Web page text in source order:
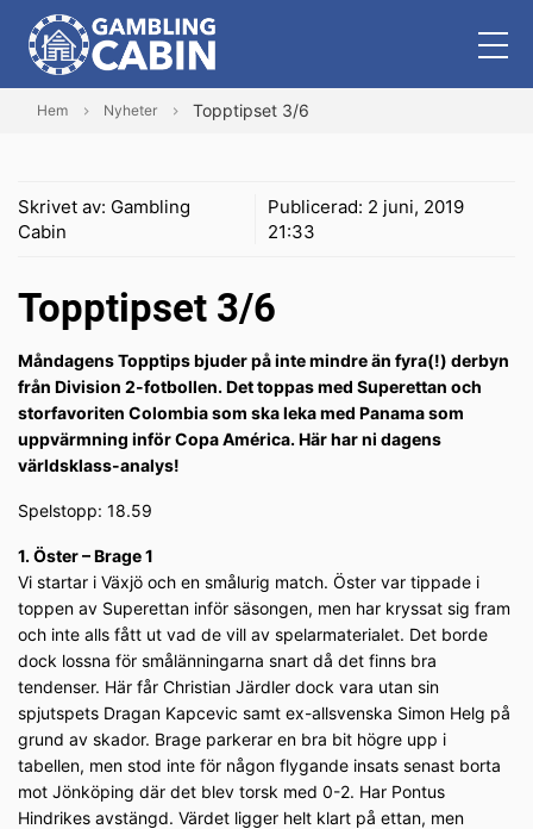
Hem Nyheter Topptipset 3/6
Skrivet av: Gambling
Cabin
Publicerad: 2 juni, 2019
21:33
Topptipset 3/6
Måndagens Topptips bjuder på inte mindre än fyra(!) derbyn
från Division 2-fotbollen. Det toppas med Superettan och
storfavoriten Colombia som ska leka med Panama som
uppvärmning inför Copa América. Här har ni dagens
världsklass-analys!
Spelstopp: 18.59
1. Öster – Brage 1
Vi startar i Växjö och en smålurig match. Öster var tippade i
toppen av Superettan inför säsongen, men har kryssat sig fram
och inte alls fått ut vad de vill av spelarmaterialet. Det borde
dock lossna för smålänningarna snart då det finns bra
tendenser. Här får Christian Järdler dock vara utan sin
spjutspets Dragan Kapcevic samt ex-allsvenska Simon Helg på
grund av skador. Brage parkerar en bra bit högre upp i
tabellen, men stod inte för någon flygande insats senast borta
mot Jönköping där det blev torsk med 0-2. Har Pontus
Hindrikes avstängd. Värdet ligger helt klart på ettan, men